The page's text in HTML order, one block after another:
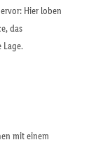
Hier loben
das
mit einem